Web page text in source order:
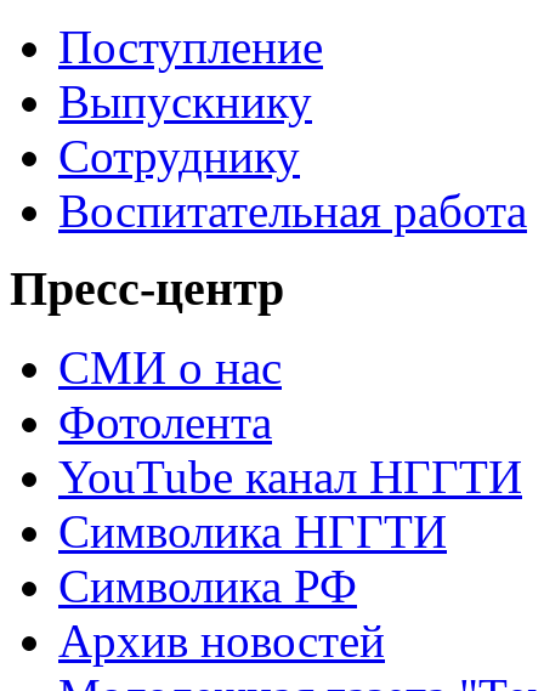
Поступление
Выпускнику
Сотруднику
Воспитательная работа
Пресс-центр
СМИ о нас
Фотолента
YouTube канал НГГТИ
Символика НГГТИ
Символика РФ
Архив новостей